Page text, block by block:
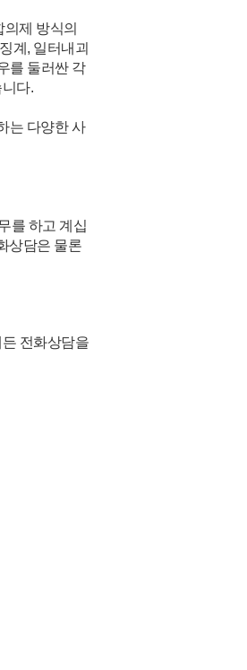
제 방식의
계, 일터내괴
를 둘러싼 각
다.
는 다양한 사
를 하고 계십
상담은 물론
전화상담을